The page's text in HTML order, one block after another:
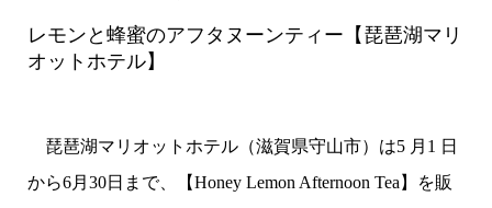
レモンと蜂蜜のアフタヌーンティー【琵琶湖マリ
オットホテル】
琵琶湖マリオットホテル（滋賀県守山市）は5 月1 日
から6月30日まで、【Honey Lemon Afternoon Tea】を販